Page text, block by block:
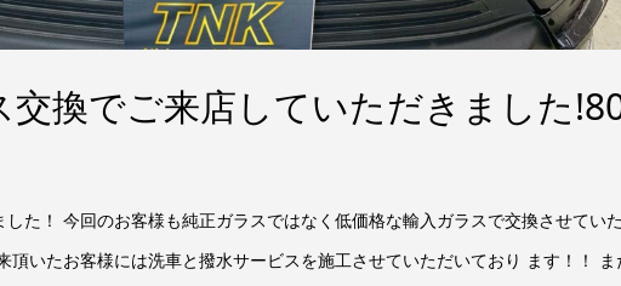
交換でご来店していただきました
た！ 今回のお客様も純正ガラスではなく低価格な輸入ガラスで交換させてい
頂いたお客様には洗車と撥水サービスを施工させていただいており ます！！ ま